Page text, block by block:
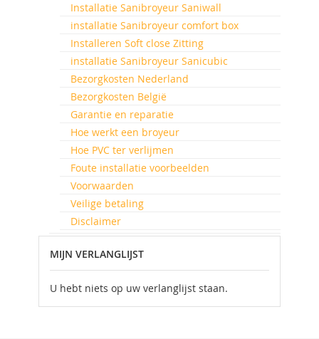
Installatie Sanibroyeur Saniwall
installatie Sanibroyeur comfort box
Installeren Soft close Zitting
installatie Sanibroyeur Sanicubic
Bezorgkosten Nederland
Bezorgkosten België
Garantie en reparatie
Hoe werkt een broyeur
Hoe PVC ter verlijmen
Foute installatie voorbeelden
Voorwaarden
Veilige betaling
Disclaimer
MIJN VERLANGLIJST
U hebt niets op uw verlanglijst staan.